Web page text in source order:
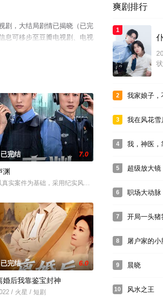
剧，大结局剧情已揭晓（已完
息可移步至豆瓣电视剧、电视
已完结 7.0
渊
真实案件为基础，采用纪实风格，借单元案串联剧情。
已完结 6.0
婚后我靠鉴宝封神
/ 火星 / 短剧
爽剧排行
1
2 我家娘子，
3 我在风花雪
4 我，神医，
5 超级放大镜
6 职场大动脉
7 开局一头猪
8 屠户家的
9 晨晓
10 风水之王